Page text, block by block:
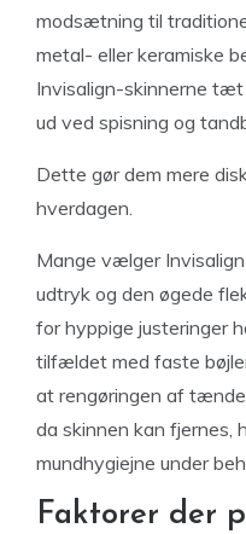
modsætning til
metal- eller keramiske
Invisalign-skinnerne
ud ved spisning og
Dette gør dem mere
hverdagen.
Mange vælger
udtryk og den øgede
for hyppige justeringer
tilfældet med faste
at rengøringen af
da skinnen kan fjernes,
mundhygiejne under
Faktorer der